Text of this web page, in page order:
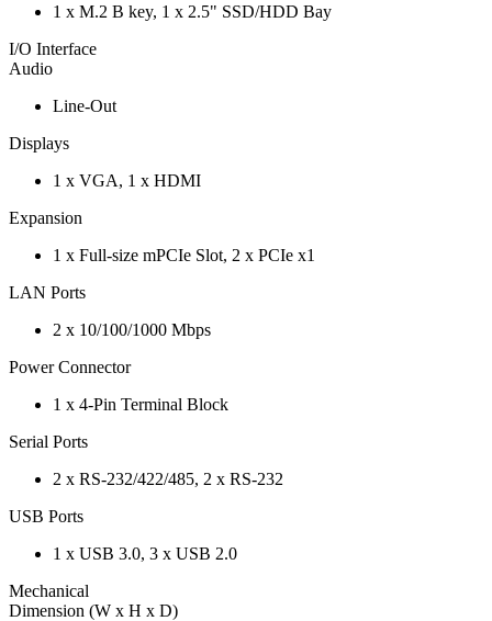
1 x M.2 B key, 1 x 2.5" SSD/HDD Bay
I/O Interface
Audio
Line-Out
Displays
1 x VGA, 1 x HDMI
Expansion
1 x Full-size mPCIe Slot, 2 x PCIe x1
LAN Ports
2 x 10/100/1000 Mbps
Power Connector
1 x 4-Pin Terminal Block
Serial Ports
2 x RS-232/422/485, 2 x RS-232
USB Ports
1 x USB 3.0, 3 x USB 2.0
Mechanical
Dimension (W x H x D)